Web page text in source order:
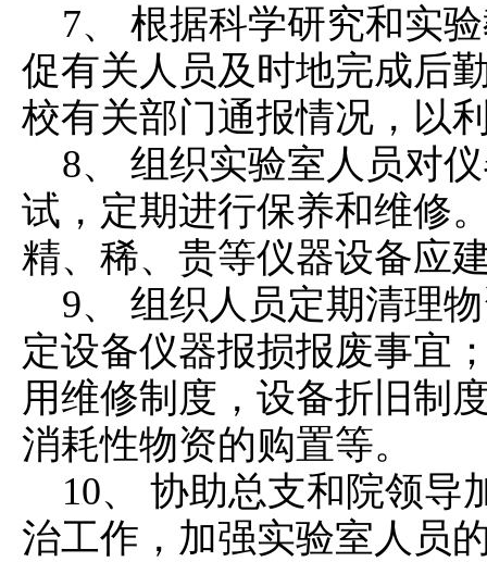
7、 根据科学研究和实
促有关人员及时地完成后
校有关部门通报情况，以
8、 组织实验室人员对
试，定期进行保养和维修
精、稀、贵等仪器设备应
9、 组织人员定期清理
定设备仪器报损报废事宜
用维修制度，设备折旧制
消耗性物资的购置等。
10、 协助总支和院领导
治工作，加强实验室人员